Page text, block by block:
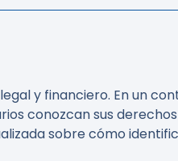
y financiero. En un
conozcan sus
sobre cómo